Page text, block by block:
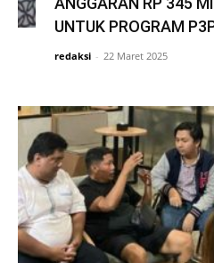
UNTUK PROGRAM
redaksi - 22 Maret 2025